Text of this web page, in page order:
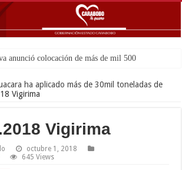
anunció colocación de más de mil 500 toneladas d
ha aplicado más de 30mil toneladas de
Vigirima
Vigirima
octubre 1, 2018
645 Views